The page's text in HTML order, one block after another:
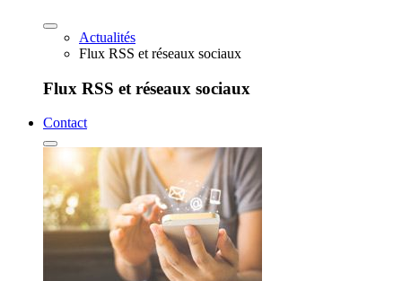
Actualités
Flux RSS et réseaux sociaux
Flux RSS et réseaux sociaux
Contact